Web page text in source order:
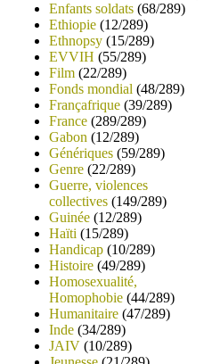
Enfants soldats (68/289)
Ethiopie (12/289)
Ethnopsy (15/289)
EVVIH (55/289)
Film (22/289)
Fonds mondial (48/289)
Françafrique (39/289)
France (289/289)
Gabon (12/289)
Génériques (59/289)
Genre (22/289)
Guerre, violences
collectives (149/289)
Guinée (12/289)
Haïti (15/289)
Handicap (10/289)
Histoire (49/289)
Homosexualité,
Homophobie (44/289)
Humanitaire (47/289)
Inde (34/289)
JAIV (10/289)